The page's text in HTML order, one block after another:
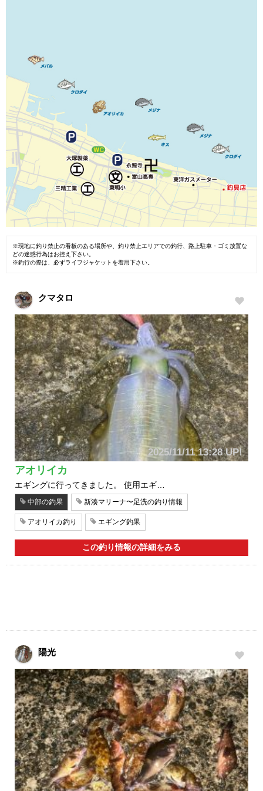
※現地に釣り禁止の看板のある場所や、釣り禁止エリアでの釣行、路上駐車・ゴミ放置な
どの迷惑行為はお控え下さい。
※釣行の際は、必ずライフジャケットを着用下さい。
クマタロ
2025/11/11 13:28 UP!
アオリイカ
エギングに行ってきました。 使用エギ…
中部の釣果 新湊マリーナ〜足洗の釣り情報
アオリイカ釣り エギング釣果
この釣り情報の詳細をみる
陽光